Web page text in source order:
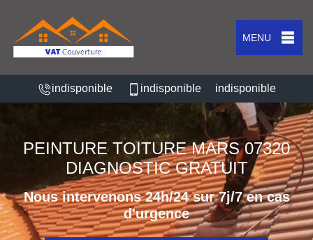
MENU
indisponible indisponible indisponible
PEINTURE TOITURE MARS 07320
DIAGNOSTIC GRATUIT
Nous intervenons 24h/24 sur 7j/7 en cas
d'urgence